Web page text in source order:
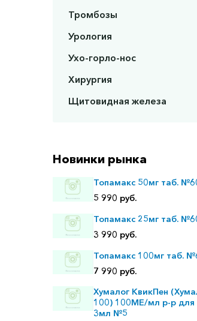
Тромбозы
Урология
Ухо-горло-нос
Хирургия
Щитовидная железа
Новинки рынка
Топамакс 50мг таб.
5 990 руб.
Топамакс 25мг таб.
3 990 руб.
Топамакс 100мг таб.
7 990 руб.
Хумалог КвикПен
100) 100МЕ/мл р-р для
3мл №5